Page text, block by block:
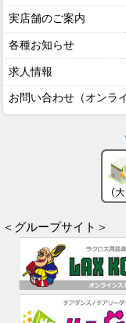
実店舗のご案内
各種お知らせ
求人情報
お問い合わせ（オンラ
＜グループサイト＞